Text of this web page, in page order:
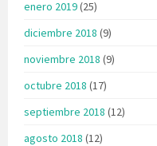
enero 2019(25)
diciembre 2018 (9)
noviembre 2018 (9)
octubre 2018 (17)
septiembre 2018 (12)
agosto 2018 (12)